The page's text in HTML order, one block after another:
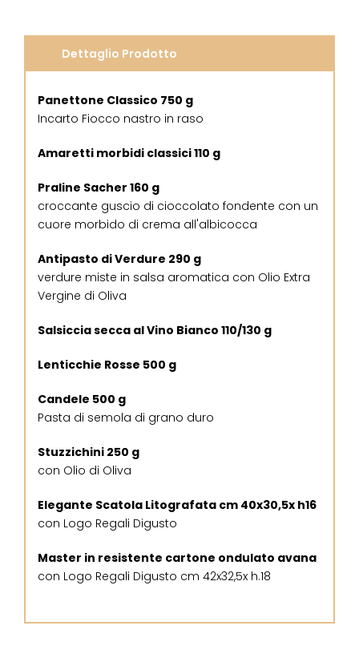
Dettaglio Prodotto
Panettone Classico 750 g
Incarto Fiocco nastro in raso
Amaretti morbidi classici 110 g
Praline Sacher 160 g
croccante guscio di cioccolato fondente con un
cuore morbido di crema all'albicocca
Antipasto di Verdure 290 g
verdure miste in salsa aromatica con Olio Extra
Vergine di Oliva
Salsiccia secca al Vino Bianco 110/130 g
Lenticchie Rosse 500 g
Candele 500 g
Pasta di semola di grano duro
Stuzzichini 250 g
con Olio di Oliva
Elegante Scatola Litografata cm 40x30,5x h16
con Logo Regali Digusto
Master in resistente cartone ondulato avana
con Logo Regali Digusto cm 42x32,5x h.18